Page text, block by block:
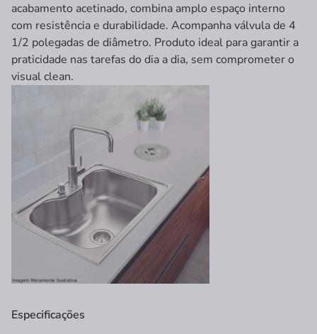
acabamento acetinado, combina amplo espaço interno
com resistência e durabilidade. Acompanha válvula de 4
1/2 polegadas de diâmetro. Produto ideal para garantir a
praticidade nas tarefas do dia a dia, sem comprometer o
visual clean.
Especificações